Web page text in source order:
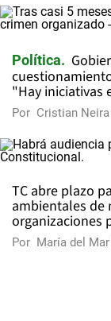
Política
"Hay iniciativas
Por Cristian Neira
TC abre plazo
ambientales de
organizaciones
Por María del